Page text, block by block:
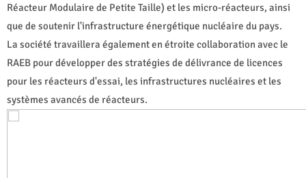
Réacteur Modulaire de Petite Taille) et les micro-réacteurs, ainsi
que de soutenir l'infrastructure énergétique nucléaire du pays.
La société travaillera également en étroite collaboration avec le
RAEB pour développer des stratégies de délivrance de licences
pour les réacteurs d'essai, les infrastructures nucléaires et les
systèmes avancés de réacteurs.